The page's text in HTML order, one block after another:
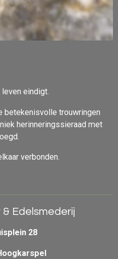
eindigt.
betekenisvolle trouwringen
herinneringssieraad met
verbonden.
& Edelsmederij
28